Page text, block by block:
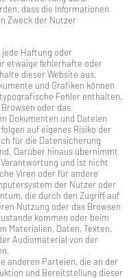
dass die Informationen
Zweck der Nutzer
Haftung oder
etwaige fehlerhafte oder
dieser Website aus.
und Grafiken können
Fehler enthalten.
oder das
Dokumenten und Dateien
auf eigenes Risiko der
für die Datensicherung
Darüber hinaus übernimmt
und ist nicht
Viren oder für andere
der Nutzer oder
die durch den Zugriff auf
Nutzung oder das Browsen
kommen oder beim
Materialien, Daten, Texten,
Audiomaterial von der
anderen Parteien, die an der
und Bereitstellung dieser